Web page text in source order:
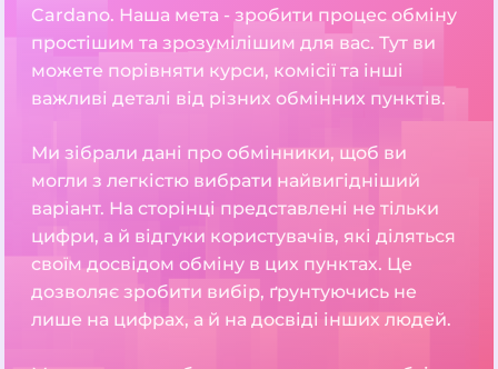
Cardano. Наша мета - зробити процес обміну
простішим та зрозумілішим для вас. Тут ви
можете порівняти курси, комісії та інші
важливі деталі від різних обмінних пунктів.
Ми зібрали дані про обмінники, щоб ви
могли з легкістю вибрати найвигідніший
варіант. На сторінці представлені не тільки
цифри, а й відгуки користувачів, які діляться
своїм досвідом обміну в цих пунктах. Це
дозволяє зробити вибір, ґрунтуючись не
лише на цифрах, а й на досвіді інших людей.